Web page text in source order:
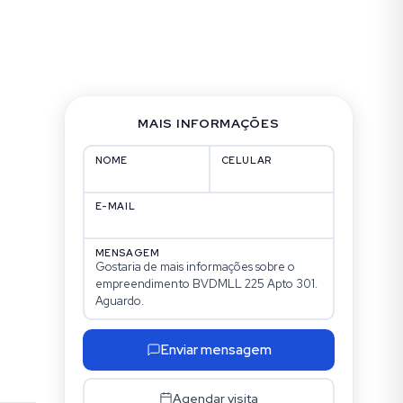
MAIS INFORMAÇÕES
NOME CELULAR
E-MAIL
MENSAGEM
Enviar mensagem
Agendar visita